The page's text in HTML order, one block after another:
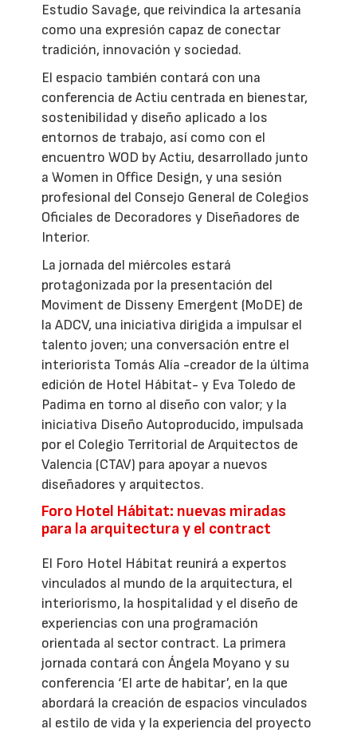
Estudio Savage, que reivindica la artesanía
como una expresión capaz de conectar
tradición, innovación y sociedad.
El espacio también contará con una
conferencia de Actiu centrada en bienestar,
sostenibilidad y diseño aplicado a los
entornos de trabajo, así como con el
encuentro WOD by Actiu, desarrollado junto
a Women in Office Design, y una sesión
profesional del Consejo General de Colegios
Oficiales de Decoradores y Diseñadores de
Interior.
La jornada del miércoles estará
protagonizada por la presentación del
Moviment de Disseny Emergent (MoDE) de
la ADCV, una iniciativa dirigida a impulsar el
talento joven; una conversación entre el
interiorista Tomás Alía -creador de la última
edición de Hotel Hábitat- y Eva Toledo de
Padima en torno al diseño con valor; y la
iniciativa Diseño Autoproducido, impulsada
por el Colegio Territorial de Arquitectos de
Valencia (CTAV) para apoyar a nuevos
diseñadores y arquitectos.
Foro Hotel Hábitat: nuevas miradas
para la arquitectura y el contract
El Foro Hotel Hábitat reunirá a expertos
vinculados al mundo de la arquitectura, el
interiorismo, la hospitalidad y el diseño de
experiencias con una programación
orientada al sector contract. La primera
jornada contará con Ángela Moyano y su
conferencia ‘El arte de habitar’, en la que
abordará la creación de espacios vinculados
al estilo de vida y la experiencia del proyecto